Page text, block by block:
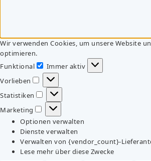
Wir verwenden Cookies, um unsere Website
optimieren.
Funktional
Funktional
Immer aktiv
Vorlieben
Vorlieben
Statistiken
Statistiken
Marketing
Marketing
Optionen verwalten
Dienste verwalten
Verwalten von {vendor_count}-
Lese mehr über diese Zwecke